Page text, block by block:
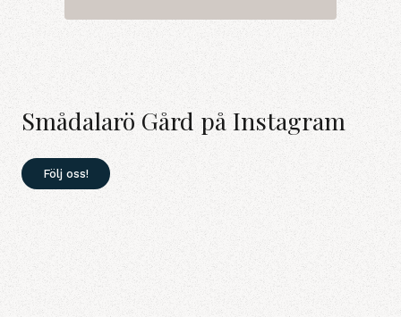
Smådalarö Gård på Instagram
Följ oss!